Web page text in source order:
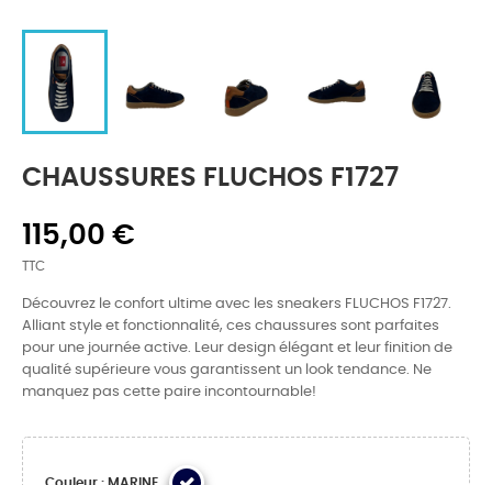
CHAUSSURES FLUCHOS F1727
115,00 €
TTC
Découvrez le confort ultime avec les sneakers FLUCHOS F1727.
Alliant style et fonctionnalité, ces chaussures sont parfaites
pour une journée active. Leur design élégant et leur finition de
qualité supérieure vous garantissent un look tendance. Ne
manquez pas cette paire incontournable!